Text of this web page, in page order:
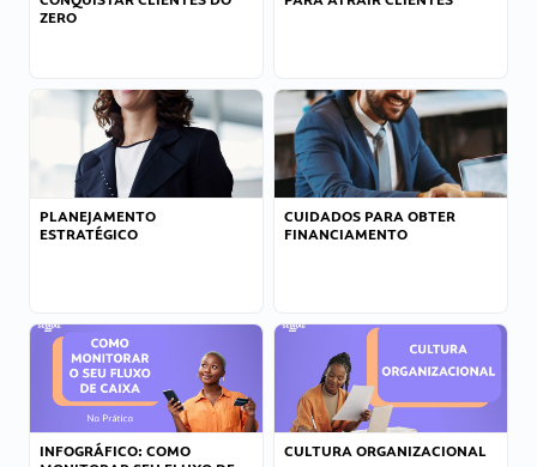
ZERO
PLANEJAMENTO
ESTRATÉGICO
CUIDADOS PARA OBTER
FINANCIAMENTO
INFOGRÁFICO: COMO
CULTURA ORGANIZACIONAL